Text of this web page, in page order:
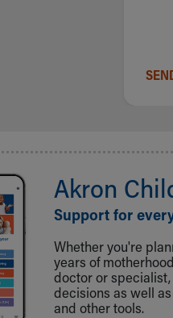
Akron
Support for
Whether you're
years of
doctor or
decisions as well
and other tools.